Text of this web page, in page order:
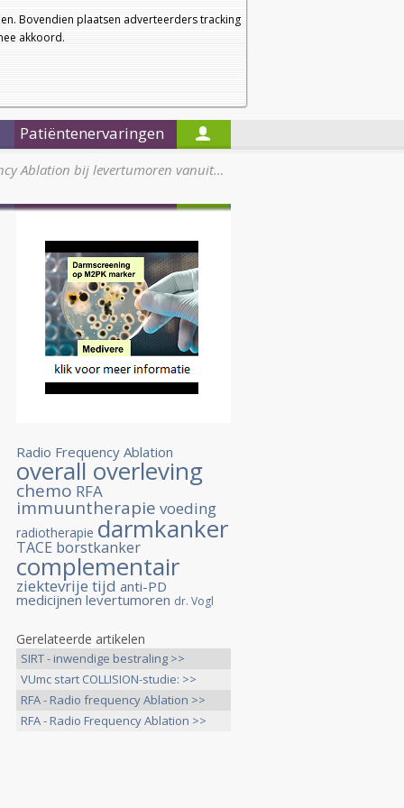
Bovendien plaatsen adverteerders tracking
akkoord.
a
a
Nieuwsbrief
Startpagina
Patiëntenervaringen
Ablation bij levertumoren vanuit…
Radio Frequency Ablation
overall overleving
chemo RFA
immuuntherapie voeding
radiotherapie darmkanker
TACE borstkanker
complementair
ziektevrije tijd anti-PD
medicijnen levertumoren dr. Vogl
Gerelateerde artikelen
SIRT - inwendige bestraling >>
VUmc start COLLISION-studie: >>
RFA - Radio frequency Ablation >>
RFA - Radio Frequency Ablation >>